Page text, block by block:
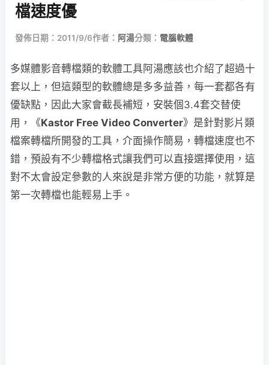
檔速度優
發佈日期：2011/9/6作者： 阿湯分類： 電腦軟體
多媒體影音轉檔類的軟體工具阿湯應該也介紹了超過十
套以上，但這類型的軟體總是多多益善，每一套都各有
優缺點，因此大家會截長補短，安裝個3.4套交替使
用，《Kastor Free Video Converter》是針對影片類
檔案轉檔所開發的工具，介面操作簡易，轉檔速度也不
錯，預設有不少轉檔格式讓我們可以直接選擇使用，這
對不太會設定參數的人來說是非常方便的功能，就算是
第一次轉檔也能輕易上手。